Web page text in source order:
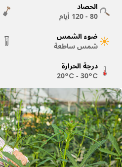
الحصاد
80 - 120
أيام
ضوء الشمس
شمس ساطعة
درجة الحرارة
20°C - 30°C